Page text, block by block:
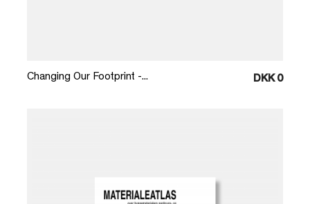
Changing Our Footprint -... DKK 0